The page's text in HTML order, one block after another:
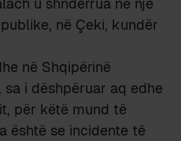
në Çeki, kundër
në Shqipërinë
i dëshpëruar aq edhe
për këtë mund të
është se incidente të